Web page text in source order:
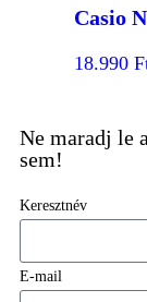
Casio
18.990
Ne maradj le
sem!
Keresztnév
E-mail